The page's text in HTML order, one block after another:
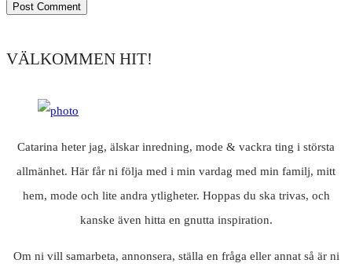
VÄLKOMMEN HIT!
Catarina heter jag, älskar inredning, mode & vackra ting i största
allmänhet. Här får ni följa med i min vardag med min familj, mitt
hem, mode och lite andra ytligheter. Hoppas du ska trivas, och
kanske även hitta en gnutta inspiration.
Om ni vill samarbeta, annonsera, ställa en fråga eller annat så är ni